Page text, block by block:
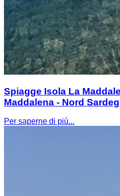
Spiagge Isola La
Maddalena - Nord
Per saperne di più...